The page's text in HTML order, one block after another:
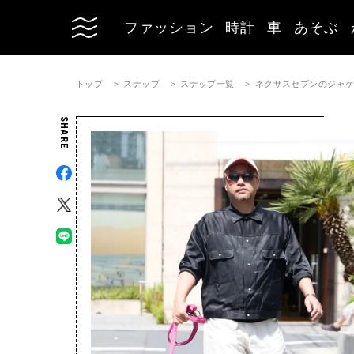
ファッション 時計 車 あそぶ
トップ スナップ スナップ一覧 ネクサスセブンのジャ
SHARE